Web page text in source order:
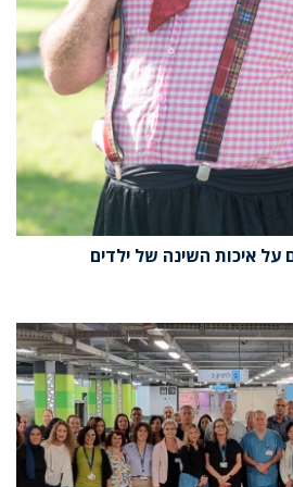
על איכות השינה של ילדים